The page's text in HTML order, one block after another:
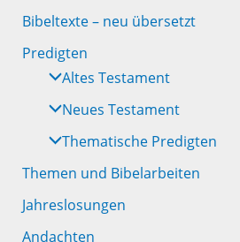
Bibeltexte – neu übersetzt
Predigten
Altes Testament
Neues Testament
Thematische Predigten
Themen und Bibelarbeiten
Jahreslosungen
Andachten